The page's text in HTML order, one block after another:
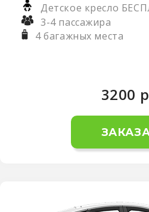
Детское кресло
3-4 пассажира
4 багажных места
3200